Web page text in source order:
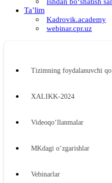
Ta’lim
Kadrovik.academy
webinar.cpr.uz
Tizimning foydalanuvchi
XALIKK-2024
Videoqoʻllanmalar
MKdagi oʻzgarishlar
Vebinarlar